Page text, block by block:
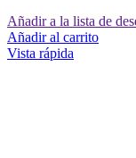
Añadir a la lista de
Añadir al carrito
Vista rápida